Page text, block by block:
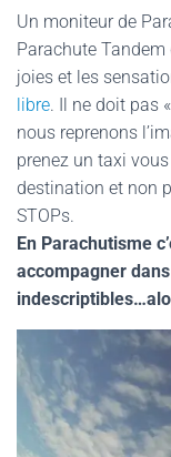
Un moniteur de
Parachute
joies et les
libre. Il ne doit pas
nous reprenons
prenez un taxi
destination et non
STOPs.
En Parachutisme
accompagner